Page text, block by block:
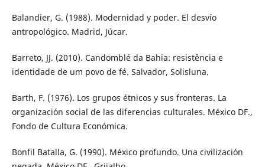
Balandier, G. (1988). Modernidad y poder. El desvío
antropológico. Madrid, Júcar.
Barreto, JJ. (2010). Candomblé da Bahia: resistência e
identidade de um povo de fé. Salvador, Solisluna.
Barth, F. (1976). Los grupos étnicos y sus fronteras. La
organización social de las diferencias culturales. México DF.,
Fondo de Cultura Económica.
Bonfil Batalla, G. (1990). México profundo. Una civilización